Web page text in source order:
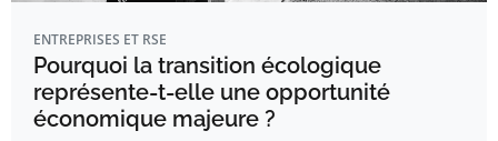
ENTREPRISES ET RSE
Pourquoi la transition écologique
représente-t-elle une opportunité
économique majeure ?